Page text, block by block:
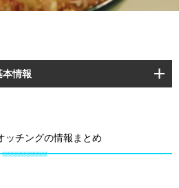
情報
ッチングの情報まとめ